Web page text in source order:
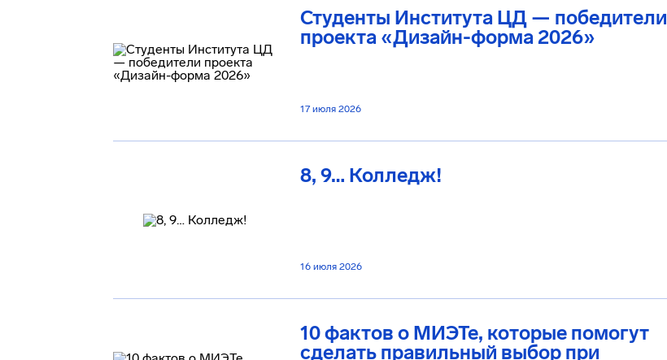
Студенты Института ЦД — победители
проекта «Дизайн-форма 2026»
17 июля 2026
8, 9… Колледж!
16 июля 2026
10 фактов о МИЭТе, которые помогут
сделать правильный выбор при